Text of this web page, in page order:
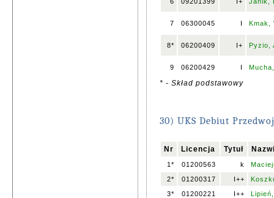
7 06300045 I Kmak,
8* 06200409 I+ Pyzio,
9 06200429 I
* - Skład podstawowy
30) UKS Debiut
Nr Licencja Tytuł
1* 01200563 k
2*
01200317 I++
3*
01200221 I++